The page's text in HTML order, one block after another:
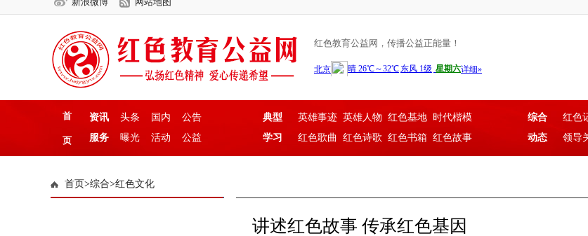
红色教育公益网，传播公益正能量！
首
页
资讯 头条 国内
公告
服务
曝光 活动 公益
典型 英雄事迹 英雄人物 红色基地 时代楷模
学习
红色歌曲 红色诗歌 红色书箱 红色故事
综合 红色
动态
领导
首页>综合>红色文化
讲述红色故事 传承红色基因